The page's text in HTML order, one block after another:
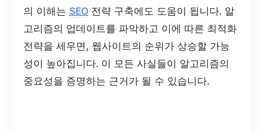
의 이해는 SEO 전략 구축에도 도움이 됩니다. 알
고리즘의 업데이트를 파악하고 이에 따른 최적화
전략을 세우면, 웹사이트의 순위가 상승할 가능
성이 높아집니다. 이 모든 사실들이 알고리즘의
중요성을 증명하는 근거가 될 수 있습니다.